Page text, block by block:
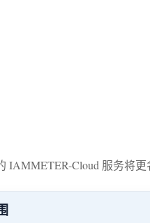
IAMMETER-Cloud 服务将更